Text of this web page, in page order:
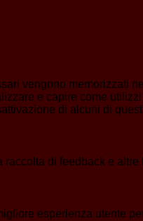
vengono memorizzati
e capire come
di alcuni di
di feedback e altre
esperienza utente